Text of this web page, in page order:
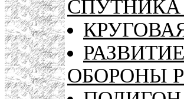
ОБОРОНЫ